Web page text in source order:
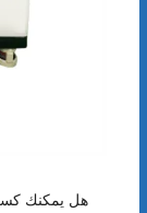
هل يمكنك